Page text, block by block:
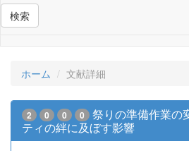
検索
ホーム 文献詳細
2 0 0 0
祭りの準備作業の
ティの絆に及ぼす影響